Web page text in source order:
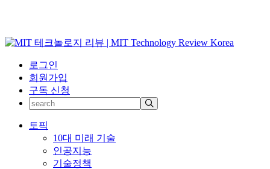
로그인
회원가입
구독 신청
토픽
10대 미래 기술
인공지능
기술정책